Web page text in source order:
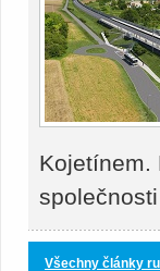
Kojetínem.
Všechny články